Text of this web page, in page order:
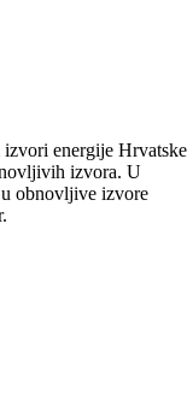
energije Hrvatske
izvora. U
obnovljive izvore